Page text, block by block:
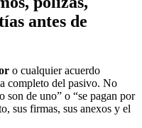
antes de
o cualquier acuerdo
completo del pasivo. No
son de uno” o “se pagan por
sus firmas, sus anexos y el